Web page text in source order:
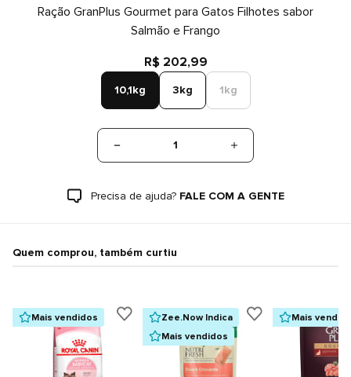
Ração GranPlus Gourmet para Gatos Filhotes sabor
Salmão e Frango
R$ 202,99
10,1kg 3kg 1kg
1
Precisa de ajuda? FALE COM A GENTE
Quem comprou, também curtiu
Mais vendidos
Zee.Now Indica
Mais vendidos
Mais